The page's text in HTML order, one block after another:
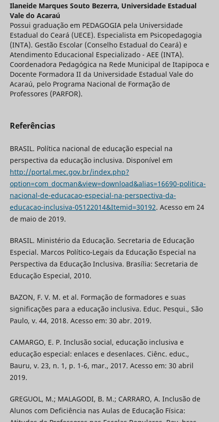
Ilaneide Marques Souto Bezerra, Universidade Estadual
Vale do Acaraú
Possui graduação em PEDAGOGIA pela Universidade
Estadual do Ceará (UECE). Especialista em Psicopedagogia
(INTA). Gestão Escolar (Conselho Estadual do Ceará) e
Atendimento Educacional Especializado - AEE (INTA).
Coordenadora Pedagógica na Rede Municipal de Itapipoca e
Docente Formadora II da Universidade Estadual Vale do
Acaraú, pelo Programa Nacional de Formação de
Professores (PARFOR).
Referências
BRASIL. Política nacional de educação especial na
perspectiva da educação inclusiva. Disponível em
http://portal.mec.gov.br/index.php?
option=com_docman&view=download&alias=16690-politica-
nacional-de-educacao-especial-na-perspectiva-da-
educacao-inclusiva-05122014&Itemid=30192. Acesso em 24
de maio de 2019.
BRASIL. Ministério da Educação. Secretaria de Educação
Especial. Marcos Político-Legais da Educação Especial na
Perspectiva da Educação Inclusiva. Brasília: Secretaria de
Educação Especial, 2010.
BAZON, F. V. M. et al. Formação de formadores e suas
significações para a educação inclusiva. Educ. Pesqui., São
Paulo, v. 44, 2018. Acesso em: 30 abr. 2019.
CAMARGO, E. P. Inclusão social, educação inclusiva e
educação especial: enlaces e desenlaces. Ciênc. educ.,
Bauru, v. 23, n. 1, p. 1-6, mar., 2017. Acesso em: 30 abril
2019.
GREGUOL, M.; MALAGODI, B. M.; CARRARO, A. Inclusão de
Alunos com Deficiência nas Aulas de Educação Física: